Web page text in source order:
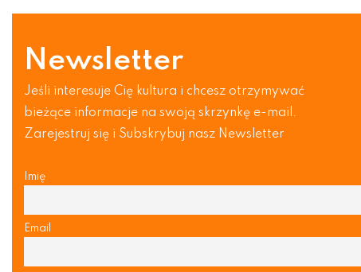
Newsletter
Jeśli interesuje Cię kultura i chcesz otrzymywać
bieżące informacje na swoją skrzynkę e-mail.
Zarejestruj się i Subskrybuj nasz Newsletter
Imię
Email